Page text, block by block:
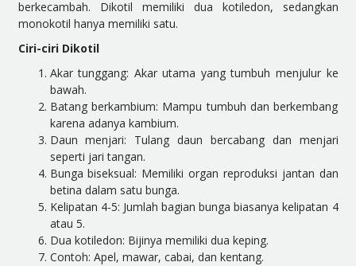
berkecambah. Dikotil memiliki dua kotiledon, sedangkan
monokotil hanya memiliki satu.
Ciri-ciri Dikotil
Akar tunggang: Akar utama yang tumbuh menjulur ke
bawah.
Batang berkambium: Mampu tumbuh dan berkembang
karena adanya kambium.
Daun menjari: Tulang daun bercabang dan menjari
seperti jari tangan.
Bunga biseksual: Memiliki organ reproduksi jantan dan
betina dalam satu bunga.
Kelipatan 4-5: Jumlah bagian bunga biasanya kelipatan 4
atau 5.
Dua kotiledon: Bijinya memiliki dua keping.
Contoh: Apel, mawar, cabai, dan kentang.